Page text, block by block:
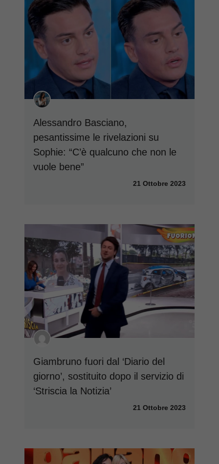
Alessandro Basciano,
pesantissime le rivelazioni su
Sophie: “C’è qualcuno che non le
vuole bene”
21 Ottobre 2023
Giambruno fuori dal ‘Diario del
giorno’, sostituito dopo il servizio di
‘Striscia la Notizia’
21 Ottobre 2023